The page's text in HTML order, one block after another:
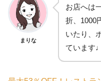
まりな
お店へは
折、1000
いたり、
ています♩